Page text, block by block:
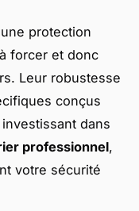
protection
forcer et donc
Leur robustesse
conçus
dans
professionnel,
votre sécurité